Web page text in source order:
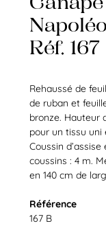
Réf. 167
Rehaussé de
de ruban et
bronze. Hauteur
pour un tissu uni
Coussin
coussins : 4 m.
en 140 cm de
Référence
167 B